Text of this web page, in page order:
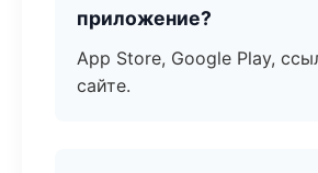
приложение?
App Store, Google Play,
сайте.